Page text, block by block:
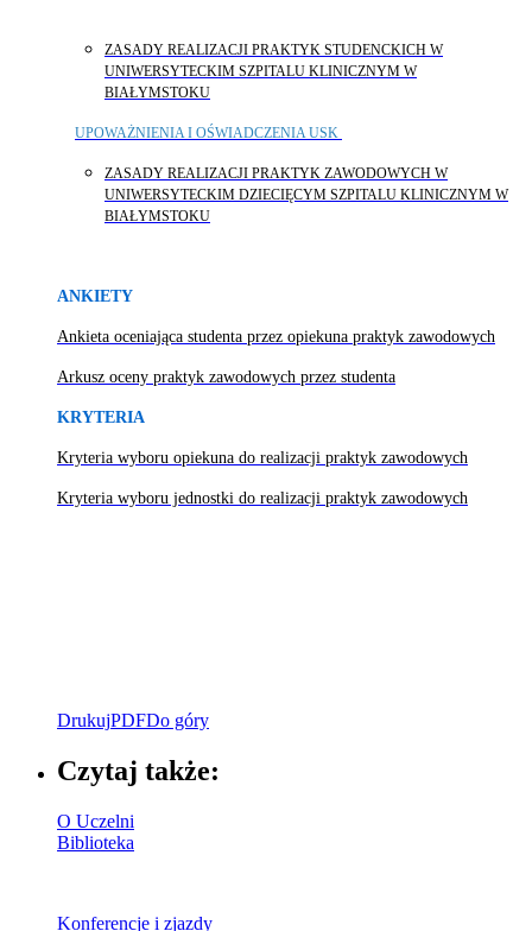
ZASADY REALIZACJI PRAKTYK STUDENCKICH W
UNIWERSYTECKIM SZPITALU KLINICZNYM W
BIAŁYMSTOKU
UPOWAŻNIENIA I OŚWIADCZENIA USK
ZASADY REALIZACJI PRAKTYK ZAWODOWYCH W
UNIWERSYTECKIM DZIECIĘCYM SZPITALU KLINICZNYM W
BIAŁYMSTOKU
ANKIETY
Ankieta oceniająca studenta przez opiekuna praktyk zawodowych
Arkusz oceny praktyk zawodowych przez studenta
KRYTERIA
Kryteria wyboru opiekuna do realizacji praktyk zawodowych
Kryteria wyboru jednostki do realizacji praktyk zawodowych
DrukujPDFDo góry
Czytaj także:
O Uczelni
Biblioteka
Konferencje i zjazdy